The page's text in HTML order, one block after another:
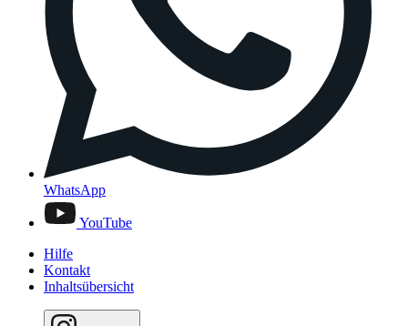
WhatsApp
YouTube
Hilfe
Kontakt
Inhaltsübersicht